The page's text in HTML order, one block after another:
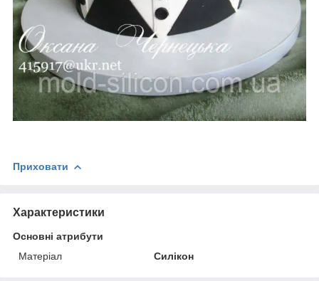
Приховати
Характеристики
Основні атрибути
Матеріал
Силікон